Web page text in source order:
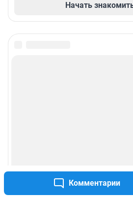
Комментарии
Начать